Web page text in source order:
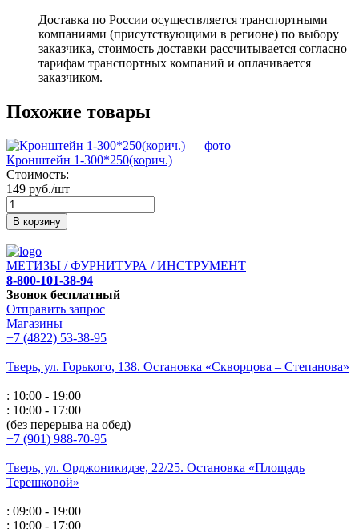
Доставка по России осуществляется транспортными
компаниями (присутствующими в регионе) по выбору
заказчика, стоимость доставки рассчитывается согласно
тарифам транспортных компаний и оплачивается
заказчиком.
Похожие товары
Кронштейн 1-300*250(корич.)
Стоимость:
149 руб./шт
В корзину
МЕТИЗЫ / ФУРНИТУРА / ИНСТРУМЕНТ
8-800-101-38-94
Звонок бесплатный
Отправить запрос
Магазины
+7 (4822) 53-38-95
Тверь, ул. Горького, 138. Остановка «Скворцова – Степанова»
: 10:00 - 19:00
: 10:00 - 17:00
(без перерыва на обед)
+7 (901) 988-70-95
Тверь, ул. Орджоникидзе, 22/25. Остановка «Площадь
Терешковой»
: 09:00 - 19:00
: 10:00 - 17:00